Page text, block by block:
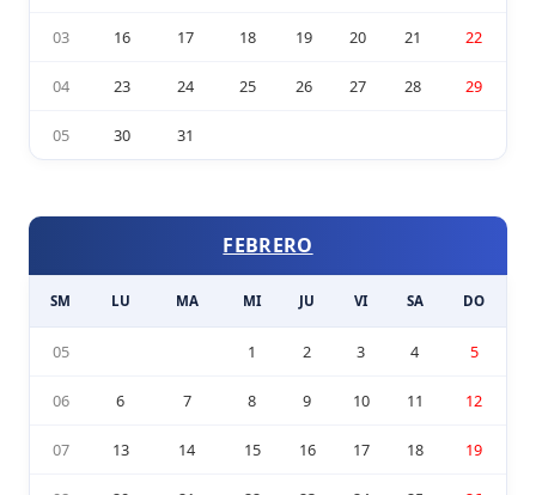
03 16 17 18 19 20 21 22
04 23 24 25 26 27 28 29
05 30 31
FEBRERO
SM LU MA MI JU VI SA DO
05 1 2 3 4 5
06 6 7 8 9 10 11 12
07 13 14 15 16 17 18 19